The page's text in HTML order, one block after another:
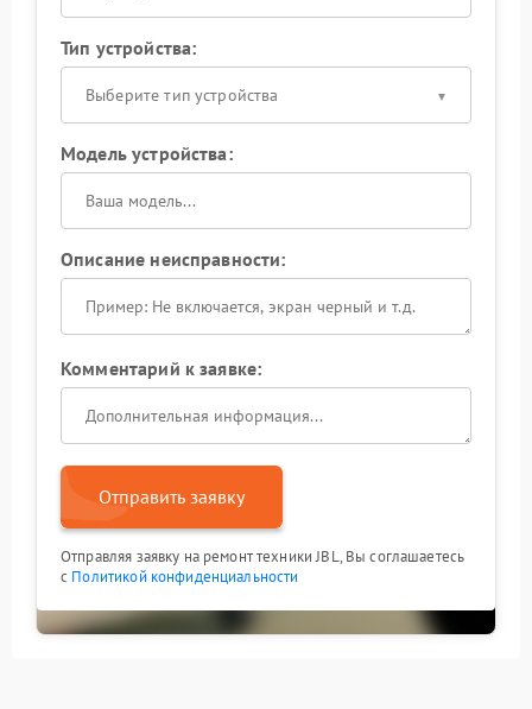
Тип устройства:
Выберите тип устройства
Модель устройства:
Описание неисправности:
Комментарий к заявке:
Отправить заявку
Отправляя заявку на ремонт техники JBL, Вы соглашаетесь
с Политикой конфиденциальности